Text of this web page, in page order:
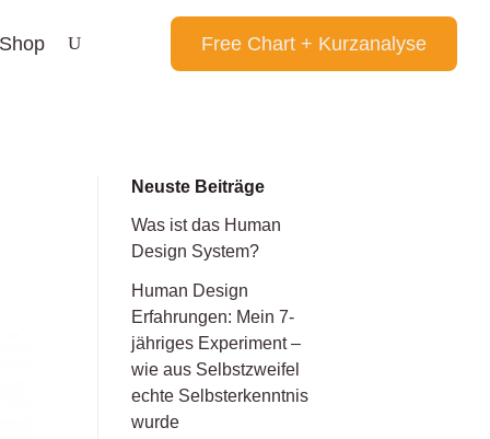
Shop Free Chart + Kurzanalyse
Neuste Beiträge
Was ist das Human
Design System?
Human Design
Erfahrungen: Mein 7-
jähriges Experiment –
wie aus Selbstzweifel
echte Selbsterkenntnis
wurde